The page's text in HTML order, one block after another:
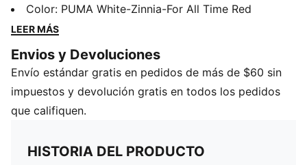
pistas de atletismo a las calles. Están diseñadas para
un terreno más impredecible y cuentan con un
suela exterior amortiguadora Federbein. En 2021, la
versión emblemática está de vuelta personificada en
las Future Rider. Este modelo alegre es una mezcla de
estilo casual y moderno. Incorpora combinaciones de
CARACTERÍSTICAS + BENEFICIOS
Color: PUMA White-Zinnia-For All Time Red
LEER MÁS
Envios y Devoluciones
Envío estándar gratis en pedidos de más de $60 sin
impuestos y devolución gratis en todos los pedidos
que califiquen.
HISTORIA DEL PRODUCTO